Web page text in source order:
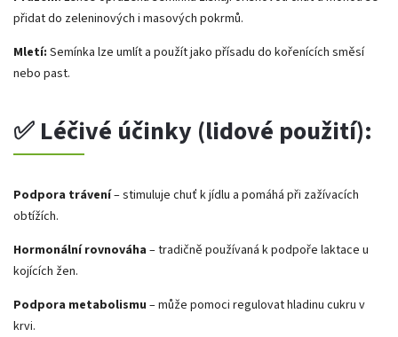
přidat do zeleninových i masových pokrmů.
Mletí: Semínka lze umlít a použít jako přísadu do kořenících směsí
nebo past.
✅ Léčivé účinky (lidové použití):
Podpora trávení– stimuluje chuť k jídlu a pomáhá při zažívacích
obtížích.
Hormonální rovnováha – tradičně používaná k podpoře laktace u
kojících žen.
Podpora metabolismu – může pomoci regulovat hladinu cukru v
krvi.